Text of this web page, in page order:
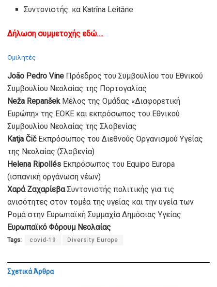
Συντονιστής: κα Katrĩna Leitāne
Δήλωση συμμετοχής εδώ….
Ομιλητές
João Pedro Vine Πρόεδρος του Συμβουλίου του Εθνικού
Συμβουλίου Νεολαίας της Πορτογαλίας
Neža Repanšek Μέλος της Ομάδας «Διαφορετική
Ευρώπη» της ΕΟΚΕ και εκπρόσωπος του Εθνικού
Συμβουλίου Νεολαίας της Σλοβενίας
Katja Čič Εκπρόσωπος του Διεθνούς Οργανισμού Υγείας
της Νεολαίας (Σλοβενία)
Helena Ripollés Εκπρόσωπος του Equipo Europa
(ισπανική οργάνωση νέων)
Χαρά ΖαχαρίεβαΣυντονιστής πολιτικής για τις
ανισότητες στον τομέα της υγείας και την υγεία των
Ρομά στην Ευρωπαϊκή Συμμαχία Δημόσιας Υγείας
Ευρωπαϊκό Φόρουμ Νεολαίας
Tags: covid-19 Diversity Europe
ΣχετικάΆρθρα